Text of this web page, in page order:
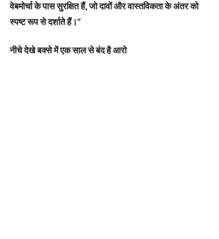
वेबमोर्चा के पास सुरक्षित हैं, जो दावों और वास्तविकता के अंतर को
स्पष्ट रूप से दर्शाते हैं।”
नीचे देखे बक्से में एक साल से बंद है आरो